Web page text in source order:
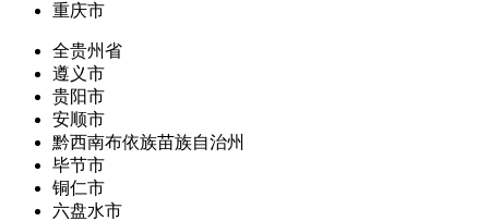
重庆市
全贵州省
遵义市
贵阳市
安顺市
黔西南布依族苗族自治州
毕节市
铜仁市
六盘水市